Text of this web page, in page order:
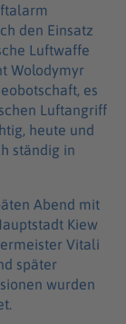
den Einsatz
Luftwaffe
Wolodymyr
es
Luftangriff
heute und
ständig in
Abend mit
Kiew
Vitali
später
wurden